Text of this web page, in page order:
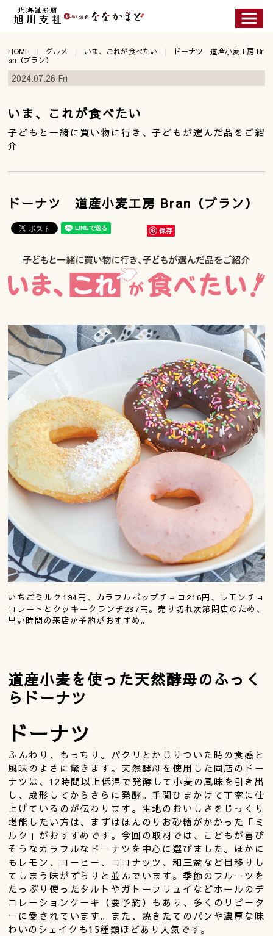
HOME グルメ いま、これが食べたい
ドーナツ 道産小麦工房 Br
an（ブラン）
2024.07.26 Fri
いま、これが食べたい
子どもと一緒に買い物に行き、子どもが選んだ品をご紹
介
ドーナツ 道産小麦工房 Bran（ブラン）
保存
いちごミルク194円、カラフルポップチョコ216円、レモンチョ
コレートとクッキークランチ237円。売り切れ次第閉店のため、
早い時間の来店か予約がおすすめ。
道産小麦を使った天然酵母のふっく
らドーナツ
ドーナツ
ふんわり、もっちり。パクリとかじりついた時の食感と
風味のよさに驚きます。天然酵母を使用した同店のドー
ナツは、12時間以上低温で発酵して小麦の風味を引き出
し、成形してからさらに発酵。手間ひまかけて丁寧に仕
上げているのが伝わります。生地のおいしさをじっくり
堪能したい方は、まずはほんのりお砂糖がかかった「ミ
ルク」がおすすめです。今回の取材では、こどもが喜び
そうなカラフルなドーナツを中心に選びました。ほかに
もレモン、コーヒー、ココナッツ、和三盆など目移りし
てしまう味がずらりと並んでいます。季節のフルーツを
たっぷり使ったタルトやガトーフリュイなどホールのデ
コレーションケーキ（要予約）もあり、多くのリピータ
ーに愛されています。また、焼きたてのパンや濃厚な味
わいのシェイクも15種類ほどあり人気です。